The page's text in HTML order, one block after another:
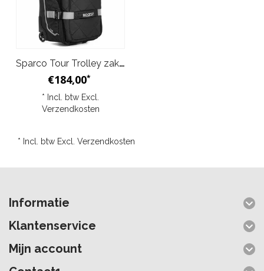
Sparco Tour Trolley zak Zwart Zilver
€184,00*
* Incl. btw Excl.
Verzendkosten
* Incl. btw Excl. Verzendkosten
Informatie
Klantenservice
Mijn account